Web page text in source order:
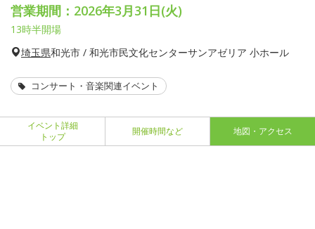
営業期間：2026年3月31日(火)
13時半開場
埼玉県和光市 / 和光市民文化センターサンアゼリア 小ホール
コンサート・音楽関連イベント
イベント詳細
トップ
開催時間など 地図・アクセス